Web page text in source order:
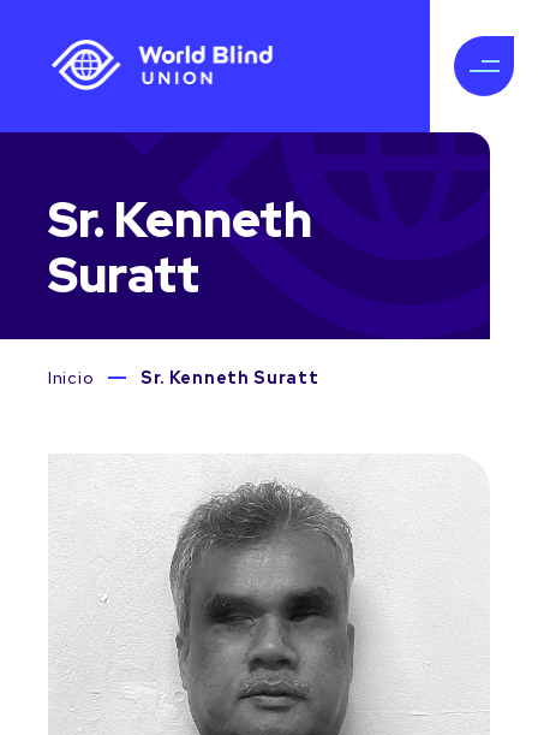
Sr. Kenneth
Suratt
Inicio Sr. Kenneth Suratt